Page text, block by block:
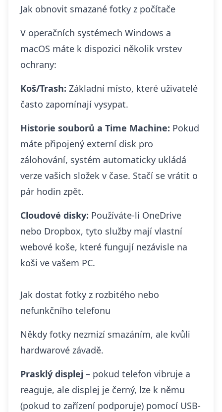
Jak obnovit smazané fotky z počítače
V operačních systémech Windows a
macOS máte k dispozici několik vrstev
ochrany:
Koš/Trash: Základní místo, které uživatelé
často zapomínají vysypat.
Historie souborů a Time Machine: Pokud
máte připojený externí disk pro
zálohování, systém automaticky ukládá
verze vašich složek v čase. Stačí se vrátit o
pár hodin zpět.
Cloudové disky: Používáte-li OneDrive
nebo Dropbox, tyto služby mají vlastní
webové koše, které fungují nezávisle na
koši ve vašem PC.
Jak dostat fotky z rozbitého nebo
nefunkčního telefonu
Někdy fotky nezmizí smazáním, ale kvůli
hardwarové závadě.
Prasklý displej – pokud telefon vibruje a
reaguje, ale displej je černý, lze k němu
(pokud to zařízení podporuje) pomocí USB-